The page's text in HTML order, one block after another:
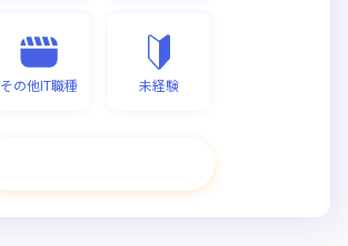
その他IT職種 未経験